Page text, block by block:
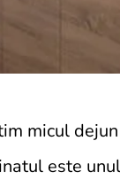
micul
este